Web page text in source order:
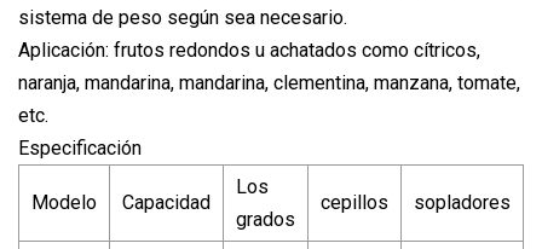
sistema de peso según sea necesario.
Aplicación: frutos redondos u achatados como cítricos,
naranja, mandarina, mandarina, clementina, manzana, tomate,
etc.
Especificación
Modelo Capacidad
Los
grados
cepillos sopladores